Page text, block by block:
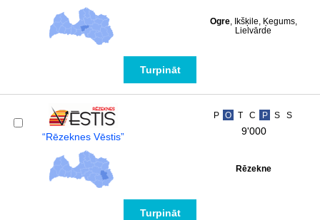
Ogre, Ikšķile, Ķegums,
Lielvārde
Turpināt
“Rēzeknes Vēstis”
P O T C P S S
9'000
Rēzekne
Turpināt